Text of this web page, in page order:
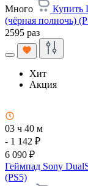
Много
Купить
(чёрная полночь)
2595 раз
Хит
Акция
03 ч 40 м
- 1 142 ₽
6 090 ₽
Геймпад Sony
(PS5)